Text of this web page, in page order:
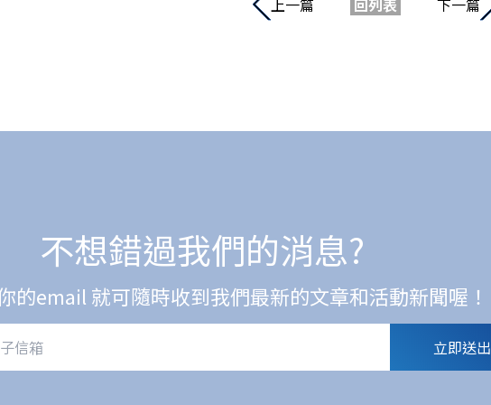
上一篇 回列表 下一篇
不想錯過我們的消息?
的email 就可隨時收到我們最新的文章和活動新聞喔！
立即送出